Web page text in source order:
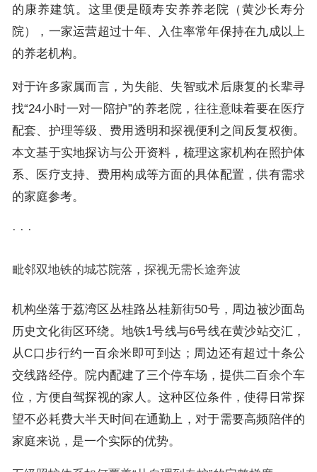
的康养建筑。这里便是颐寿安养养老院（黄沙长寿分
院），一家运营超过十年、入住率常年保持在九成以上
的养老机构。
对于许多家属而言，为失能、失智或术后康复的长辈寻
找“24小时一对一陪护”的养老院，往往意味着要在医疗
配套、护理等级、费用透明和探视便利之间反复权衡。
本文基于实地探访与公开资料，梳理这家机构在照护体
系、医疗支持、费用构成等方面的具体配置，供有需求
的家庭参考。
· · ·
毗邻双地铁的城芯院落，探视无需长途奔波
机构坐落于荔湾区丛桂路丛桂新街50号，周边被沙面岛
历史文化街区环绕。地铁1号线与6号线在黄沙站交汇，
从C口步行约一百余米即可到达；周边还有超过十条公
交线路经停。院内配建了三个停车场，提供二百余个车
位，方便自驾探视的家人。这种区位条件，使得日常探
望不必耗费大半天时间在通勤上，对于需要高频陪伴的
家庭来说，是一个实际的优势。